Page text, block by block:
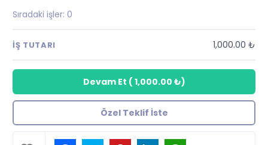
Sıradaki işler: 0
İŞ TUTARI 1,000.00 ₺
Devam Et ( 1,000.00 ₺)
Özel Teklif İste